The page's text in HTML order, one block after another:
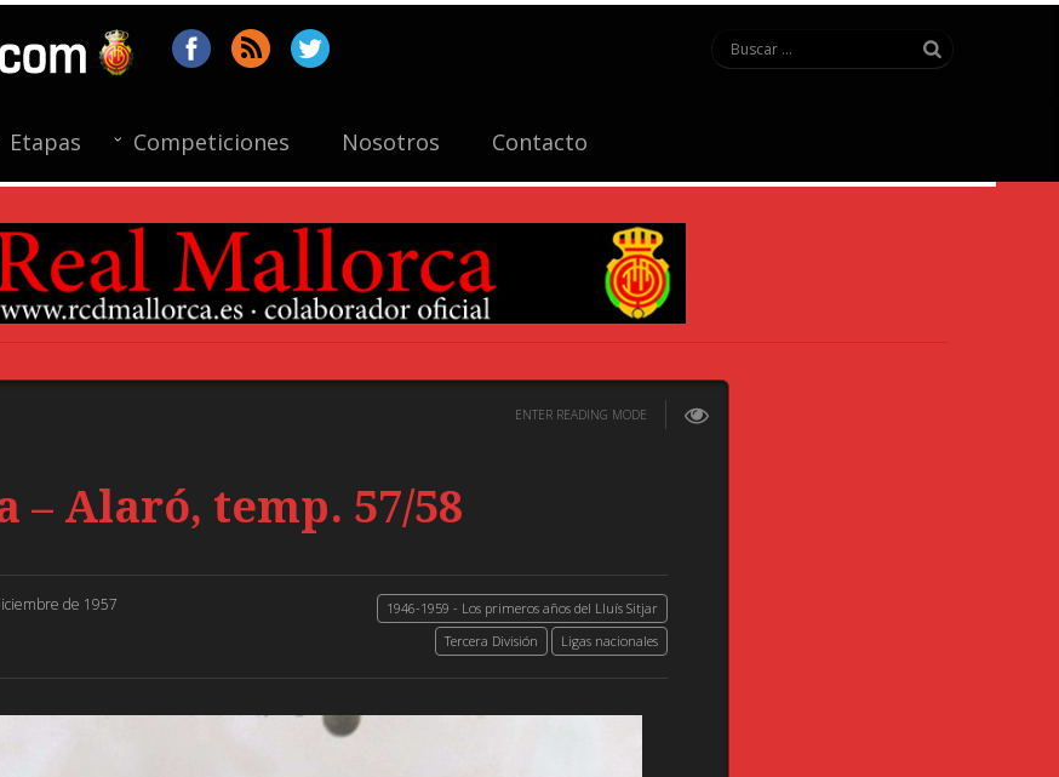
Etapas Competiciones Nosotros Contacto
ENTER READING MODE
– Alaró, temp. 57/58
de 1957
1946-1959 - Los primeros años del Lluís Sitjar
Ligas nacionales
Tercera División